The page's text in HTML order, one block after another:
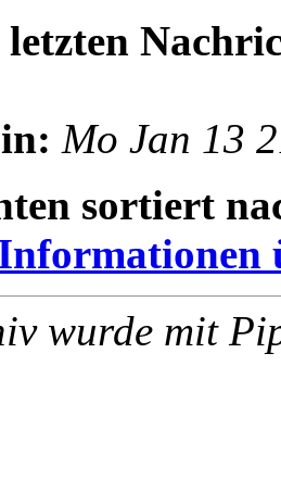
Mo Jan 13
sortiert
wurde mit